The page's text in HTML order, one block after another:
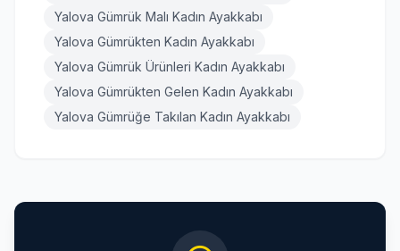
Yalova Gümrük Malı Kadın Ayakkabı
Yalova Gümrükten Kadın Ayakkabı
Yalova Gümrük Ürünleri Kadın Ayakkabı
Yalova Gümrükten Gelen Kadın Ayakkabı
Yalova Gümrüğe Takılan Kadın Ayakkabı